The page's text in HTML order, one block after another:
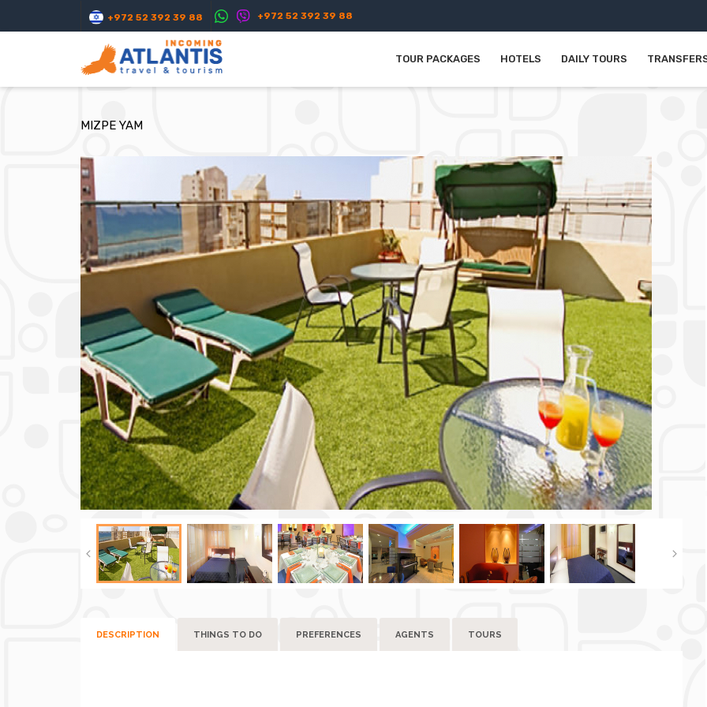
+972 52 392 39 88 +972 52 392 39 88
TOUR PACKAGES HOTELS DAILY TOURS
MIZPE YAM
DESCRIPTION THINGS TO DO PREFERENCES AGENTS TOURS